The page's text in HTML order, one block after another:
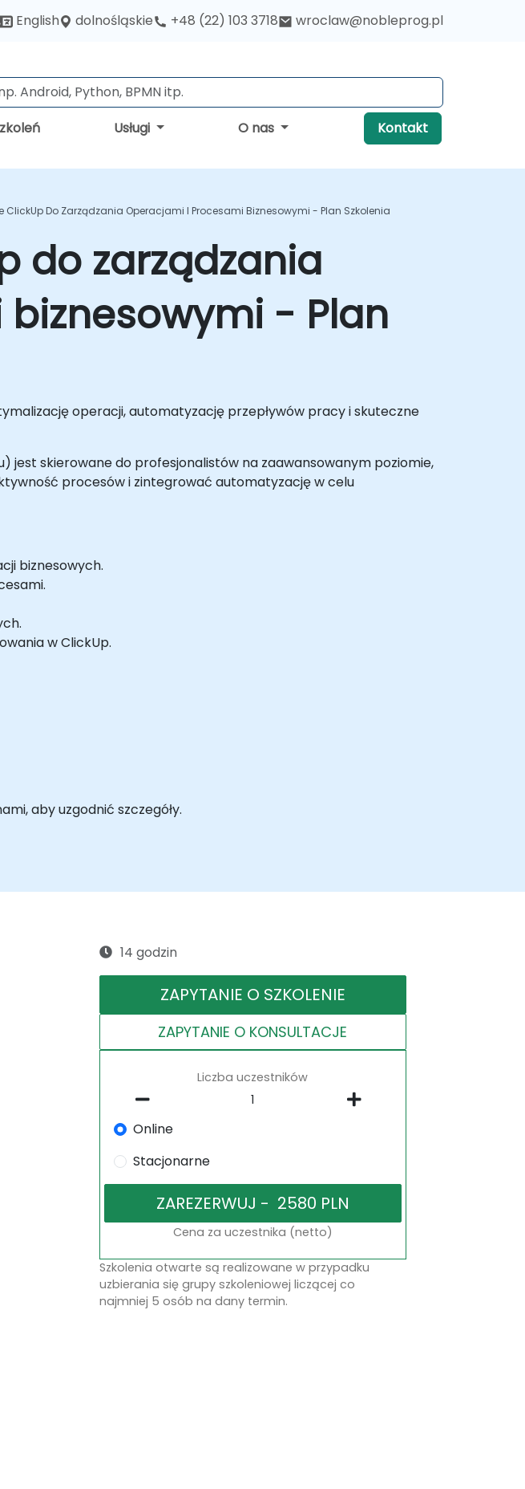
English dolnośląskie +48 (22) 103 3718 wroclaw@nobleprog.pl
Usługi O nas Kontakt
ClickUp Do Zarządzania Operacjami I Procesami Biznesowymi - Plan Szkolenia
do zarządzania
- Plan
operacji, automatyzację przepływów pracy i skuteczne
jest skierowane do profesjonalistów na zaawansowanym poziomie,
procesów i zintegrować automatyzację w celu
biznesowych.
w ClickUp.
aby uzgodnić szczegóły.
14 godzin
ZAPYTANIE O SZKOLENIE
ZAPYTANIE O KONSULTACJE
Liczba uczestników
Online
Stacjonarne
Cena za uczestnika (netto)
Szkolenia otwarte są realizowane w przypadku
uzbierania się grupy szkoleniowej liczącej co
najmniej 5 osób na dany termin.